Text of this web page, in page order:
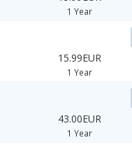
1 Year
15.99EUR
1 Year
43.00EUR
1 Year